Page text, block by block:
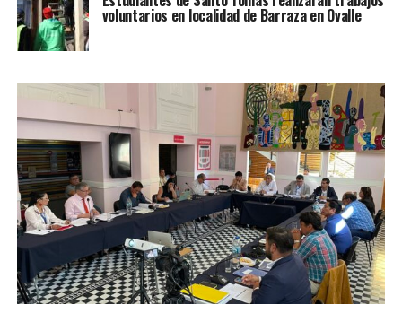
voluntarios en localidad de Barraza en Ovalle